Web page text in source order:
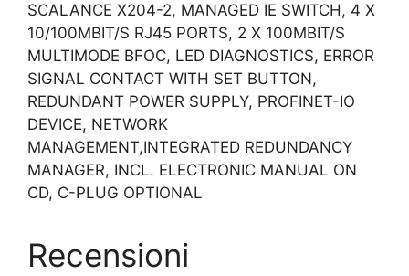
SCALANCE X204-2, MANAGED IE SWITCH, 4 X
10/100MBIT/S RJ45 PORTS, 2 X 100MBIT/S
MULTIMODE BFOC, LED DIAGNOSTICS, ERROR
SIGNAL CONTACT WITH SET BUTTON,
REDUNDANT POWER SUPPLY, PROFINET-IO
DEVICE, NETWORK
MANAGEMENT,INTEGRATED REDUNDANCY
MANAGER, INCL. ELECTRONIC MANUAL ON
CD, C-PLUG OPTIONAL
Recensioni